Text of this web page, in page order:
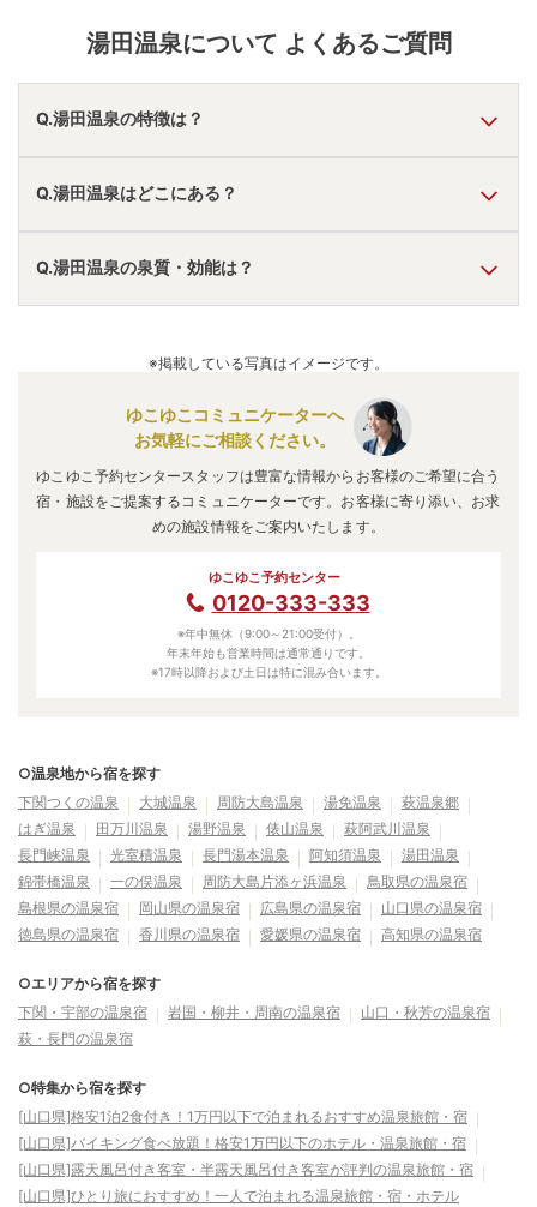
湯田温泉について よくあるご質問
Q.湯田温泉の特徴は？
A. 温泉・お湯の特徴は さらさら
しており、温泉地の雰囲気は
「近くに観光地あり」
Q.湯田温泉はどこにある？
A. 湯田温泉は、山口県山口市湯田温泉
車でお越しの方は、小郡ICから車で約15分。
電車でお越しの方は、湯田温泉駅から徒歩約10分。
Q.湯田温泉の泉質・効能は？
などと言われています。
※掲載している写真はイメージです。
ゆこゆこコミュニケーターへ
お気軽にご相談ください。
ゆこゆこ予約センタースタッフは豊富な情報からお客様のご希望に合う
宿・施設をご提案するコミュニケーターです。お客様に寄り添い、お求
めの施設情報をご案内いたします。
ゆこゆこ予約センター
0120-333-333
※年中無休（9:00～21:00受付）。
年末年始も営業時間は通常通りです。
※17時以降および土日は特に混み合います。
○温泉地から宿を探す
下関つくの温泉
大城温泉 周防大島温泉 湯免温泉
萩温泉郷
はぎ温泉
田万川温泉 湯野温泉 俵山温泉
萩阿武川温泉
長門峡温泉
光室積温泉 長門湯本温泉 阿知須温泉
湯田温泉
錦帯橋温泉
一の俣温泉 周防大島片添ヶ浜温泉
鳥取県の温泉宿
島根県の温泉宿
岡山県の温泉宿 広島県の温泉宿
山口県の温泉宿
徳島県の温泉宿
香川県の温泉宿 愛媛県の温泉宿 高知県の温泉宿
○エリアから宿を探す
下関・宇部の温泉宿
岩国・柳井・周南の温泉宿
山口・秋芳の温泉宿
萩・長門の温泉宿
○特集から宿を探す
[山口県]格安1泊2食付き！1万円以下で泊まれるおすすめ温泉旅館・宿
[山口県]バイキング食べ放題！格安1万円以下のホテル・温泉旅館・宿
[山口県]露天風呂付き客室・半露天風呂付き客室が評判の温泉旅館・宿
[山口県]ひとり旅におすすめ！一人で泊まれる温泉旅館・宿・ホテル